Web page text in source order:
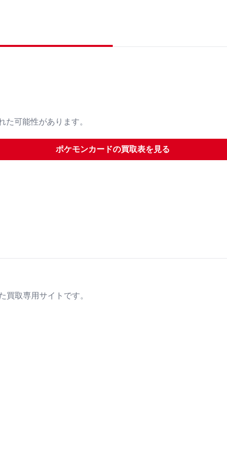
可能性があります。
ポケモンカードの買取表を見る
取専用サイトです。